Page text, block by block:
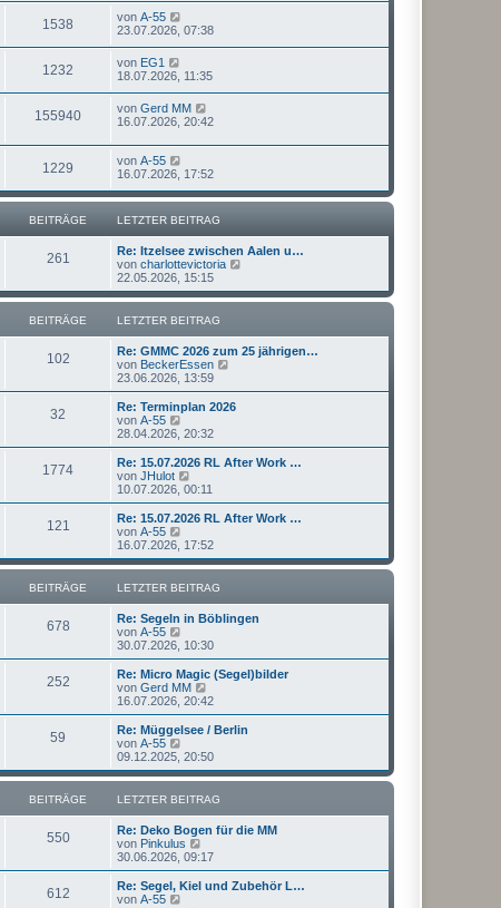
1538 von A-55
23.07.2026, 07:38
1232 von EG1
18.07.2026, 11:35
155940 von Gerd MM
16.07.2026, 20:42
1229 von A-55
16.07.2026, 17:52
BEITRÄGE LETZTER BEITRAG
261
Re: Itzelsee zwischen Aalen u…
von charlottevictoria
u
e
r
i
g
22.05.2026, 15:15
BEITRÄGE LETZTER BEITRAG
102
Re: GMMC 2026 zum 25 jährigen…
von BeckerEssen
u
e
r
B
r
23.06.2026, 13:59
32
Re: Terminplan 2026
von A-55
e
u
e
s
t
r
B
e
t
a
g
28.04.2026, 20:32
1774
Re: 15.07.2026 RL After Work …
von JHulot
e
u
e
t
r
B
e
i
t
a
g
10.07.2026, 00:11
121
Re: 15.07.2026 RL After Work …
von A-55
e
u
e
s
r
e
i
t
r
a
g
16.07.2026, 17:52
BEITRÄGE LETZTER BEITRAG
678
Re: Segeln in Böblingen
von A-55
e
u
e
s
t
r
B
e
i
t
a
g
30.07.2026, 10:30
252
Re: Micro Magic (Segel)bilder
von Gerd MM
e
u
e
t
r
B
e
i
t
a
g
16.07.2026, 20:42
59
Re: Müggelsee / Berlin
von A-55
e
u
e
s
r
B
e
i
t
09.12.2025, 20:50
BEITRÄGE LETZTER BEITRAG
550
Re: Deko Bogen für die MM
von Pinkulus
e
u
e
30.06.2026, 09:17
612
Re: Segel, Kiel und Zubehör L…
von A-55